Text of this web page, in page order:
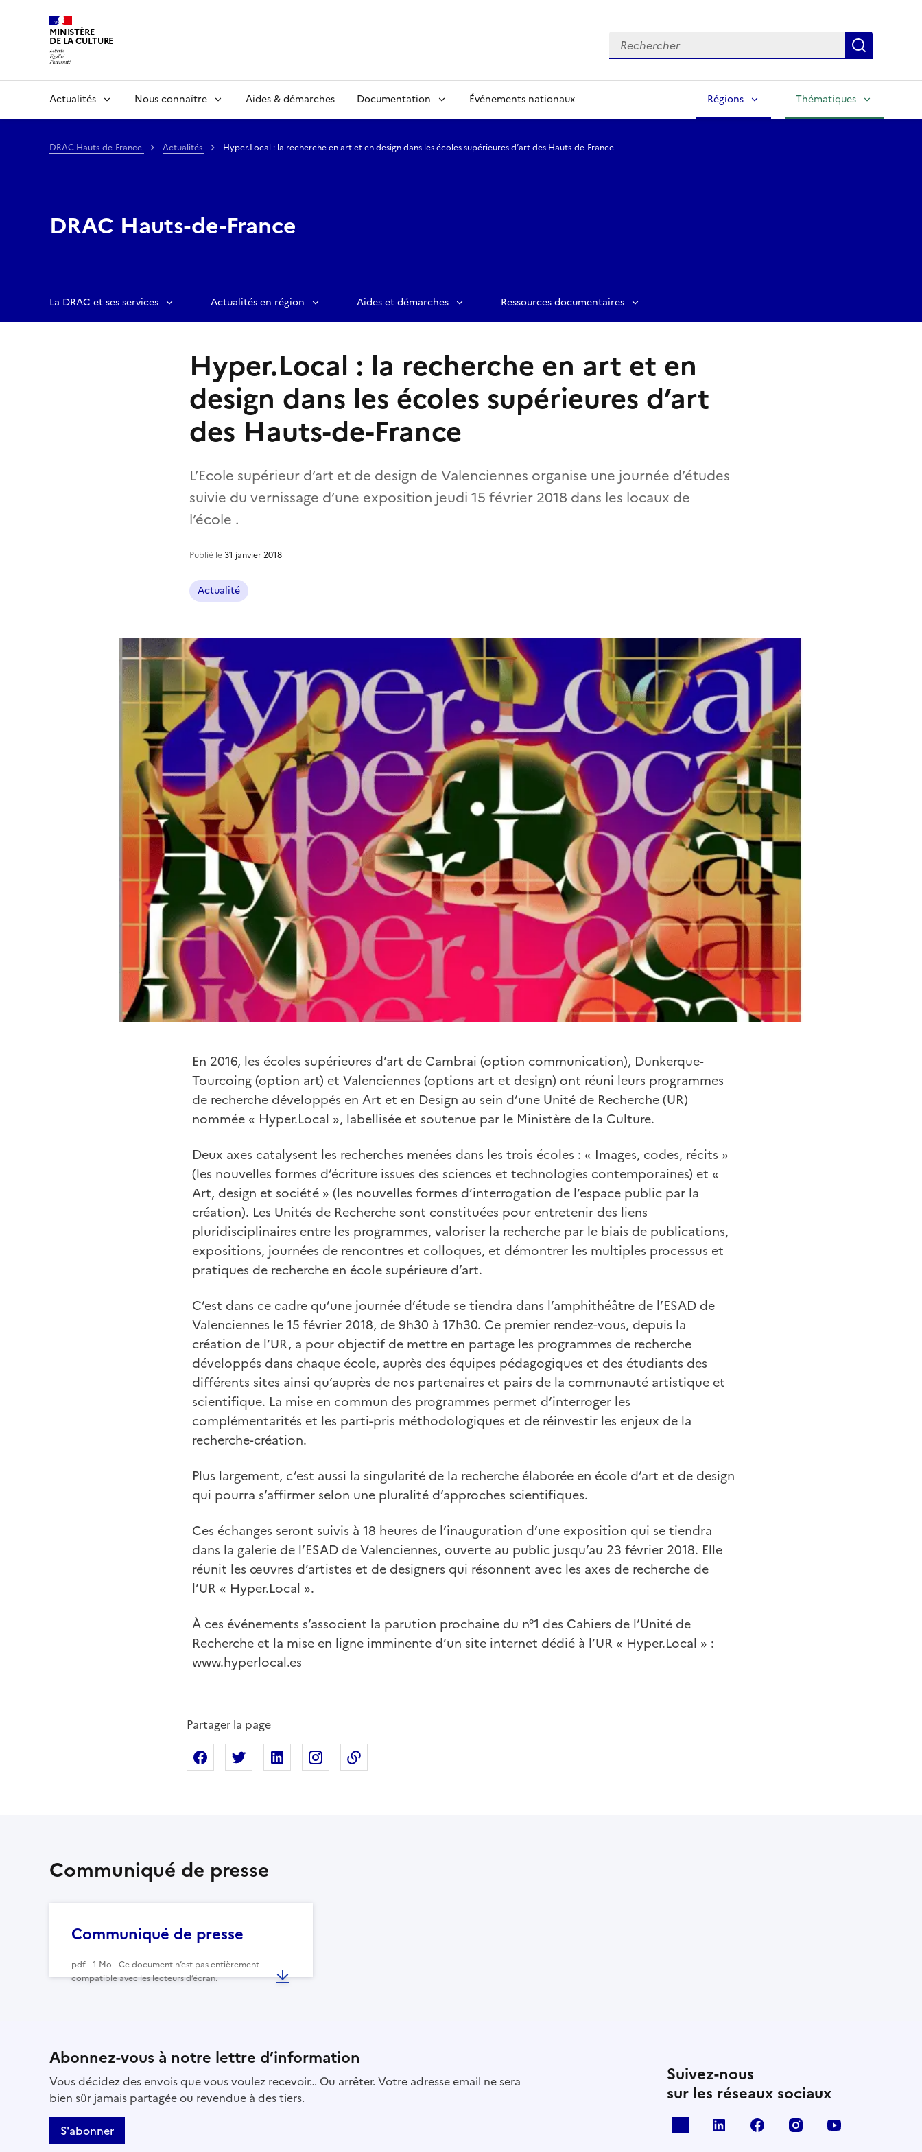
MINISTÈRE
DE LA CULTURE Rechercher
Actualités Nous connaître Aides & démarches Documentation Événements nationaux Régions Thématiques
DRAC Hauts-de-France Actualités Hyper.Local : la recherche en art et en design dans les écoles supérieures d’art des Hauts-de-France
DRAC Hauts-de-France
La DRAC et ses services Actualités en région Aides et démarches Ressources documentaires
Hyper.Local : la recherche en art et en
design dans les écoles supérieures d’art
des Hauts-de-France
L’Ecole supérieur d’art et de design de Valenciennes organise une journée d’études
suivie du vernissage d’une exposition jeudi 15 février 2018 dans les locaux de
l’école .
Publié le31 janvier 2018
Actualité
En 2016, les écoles supérieures d’art de Cambrai (option communication), Dunkerque-
Tourcoing (option art) et Valenciennes (options art et design) ont réuni leurs programmes
de recherche développés en Art et en Design au sein d’une Unité de Recherche (UR)
nommée « Hyper.Local », labellisée et soutenue par le Ministère de la Culture.
Deux axes catalysent les recherches menées dans les trois écoles : « Images, codes, récits »
(les nouvelles formes d’écriture issues des sciences et technologies contemporaines) et «
Art, design et société » (les nouvelles formes d’interrogation de l’espace public par la
création). Les Unités de Recherche sont constituées pour entretenir des liens
pluridisciplinaires entre les programmes, valoriser la recherche par le biais de publications,
expositions, journées de rencontres et colloques, et démontrer les multiples processus et
pratiques de recherche en école supérieure d’art.
C’est dans ce cadre qu’une journée d’étude se tiendra dans l’amphithéâtre de l’ESAD de
Valenciennes le 15 février 2018, de 9h30 à 17h30. Ce premier rendez-vous, depuis la
création de l’UR, a pour objectif de mettre en partage les programmes de recherche
développés dans chaque école, auprès des équipes pédagogiques et des étudiants des
différents sites ainsi qu’auprès de nos partenaires et pairs de la communauté artistique et
scientifique. La mise en commun des programmes permet d’interroger les
complémentarités et les parti-pris méthodologiques et de réinvestir les enjeux de la
recherche-création.
Plus largement, c’est aussi la singularité de la recherche élaborée en école d’art et de design
qui pourra s’affirmer selon une pluralité d’approches scientifiques.
Ces échanges seront suivis à 18 heures de l’inauguration d’une exposition qui se tiendra
dans la galerie de l’ESAD de Valenciennes, ouverte au public jusqu’au 23 février 2018. Elle
réunit les œuvres d’artistes et de designers qui résonnent avec les axes de recherche de
l’UR « Hyper.Local ».
À ces événements s’associent la parution prochaine du n°1 des Cahiers de l’Unité de
Recherche et la mise en ligne imminente d’un site internet dédié à l’UR « Hyper.Local » :
www.hyperlocal.es
Partager la page
Partager sur Facebook
Partager sur XPartager sur Linkedin
Partager sur Instagram
Communiqué de presse
Communiqué de presse
pdf - 1 Mo - Ce document n’est pas entièrement
compatible avec les lecteurs d’écran.
Abonnez-vous à notre lettre d’information
Vous décidez des envois que vous voulez recevoir… Ou arrêter. Votre adresse email ne sera
bien sûr jamais partagée ou revendue à des tiers.
S'abonner
Suivez-nous
sur les réseaux sociaux
linkedin facebook instagram